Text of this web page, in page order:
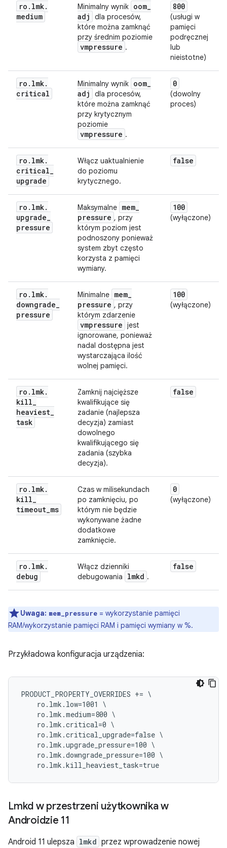
ro . lmk.
medium
Minimalny wynik oom_
adj
dla procesów,
które można zamknąć
przy średnim poziomie
vmpressure .
800
(usługi w
pamięci
podręcznej
lub
nieistotne)
ro . lmk.
critical
Minimalny wynik oom_
adj
dla procesów,
które można zamknąć
przy krytycznym
poziomie
vmpressure .
0
(dowolny
proces)
ro . lmk.
critical_
upgrade
Włącz uaktualnienie
do poziomu
krytycznego.
false
ro . lmk.
upgrade_
pressure
Maksymalne mem_
pressure , przy
którym poziom jest
podnoszony ponieważ
system zbyt często
korzysta z pamięci
wymiany.
100
(wyłączone)
ro . lmk.
downgrade_
pressure
Minimalne mem_
pressure , przy
którym zdarzenie
vmpressure jest
ignorowane, ponieważ
nadal dostępna jest
wystarczająca ilość
wolnej pamięci.
100
(wyłączone)
ro . lmk.
kill_
heaviest_
task
Zamknij najcięższe
kwalifikujące się
zadanie (najlepsza
decyzja) zamiast
dowolnego
kwalifikującego się
zadania (szybka
decyzja).
false
ro . lmk.
kill_
timeout_ms
Czas w milisekundach
po zamknięciu, po
którym nie będzie
wykonywane żadne
dodatkowe
zamknięcie.
0
(wyłączone)
ro . lmk.
debug
Włącz dzienniki
debugowania
lmkd .
false
Uwaga: mem_pressure = wykorzystanie pamięci
RAM/wykorzystanie pamięci RAM i pamięci wymiany w %.
Przykładowa konfiguracja urządzenia:
PRODUCT_PROPERTY_OVERRIDES += \
    ro.lmk.low=1001 \
    ro.lmk.medium=800 \
    ro.lmk.critical=0 \
    ro.lmk.critical_upgrade=false \
    ro.lmk.upgrade_pressure=100 \
    ro.lmk.downgrade_pressure=100 \
Lmkd w przestrzeni użytkownika w
Androidzie 11
Android 11 ulepsza lmkd przez wprowadzenie nowej